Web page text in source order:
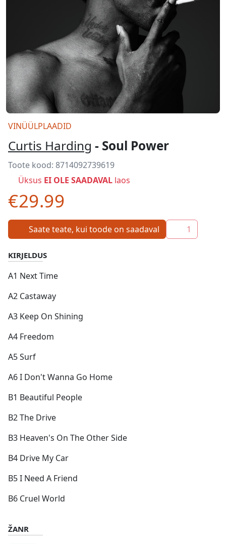
VINÜÜLPLAADID
Curtis Harding - Soul Power
Toote kood: 8714092739619
Üksus EI OLE SAADAVAL laos
€29.99
Saate teate, kui toode on saadaval 1
KIRJELDUS
A1 Next Time
A2 Castaway
A3 Keep On Shining
A4 Freedom
A5 Surf
A6 I Don't Wanna Go Home
B1 Beautiful People
B2 The Drive
B3 Heaven's On The Other Side
B4 Drive My Car
B5 I Need A Friend
B6 Cruel World
ŽANR